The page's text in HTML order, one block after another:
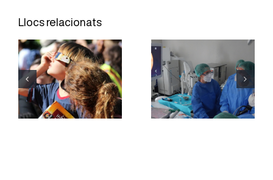
Llocs relacionats
d’Oftalmologia
Joan XXIII
reforça la
divulgació
per una
una tècnica
per obtenir
mostres de
teixit
pulmonar